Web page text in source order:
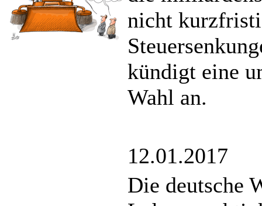
nicht
kündigt eine
Wahl an.
12.01.2017
Die deutsche